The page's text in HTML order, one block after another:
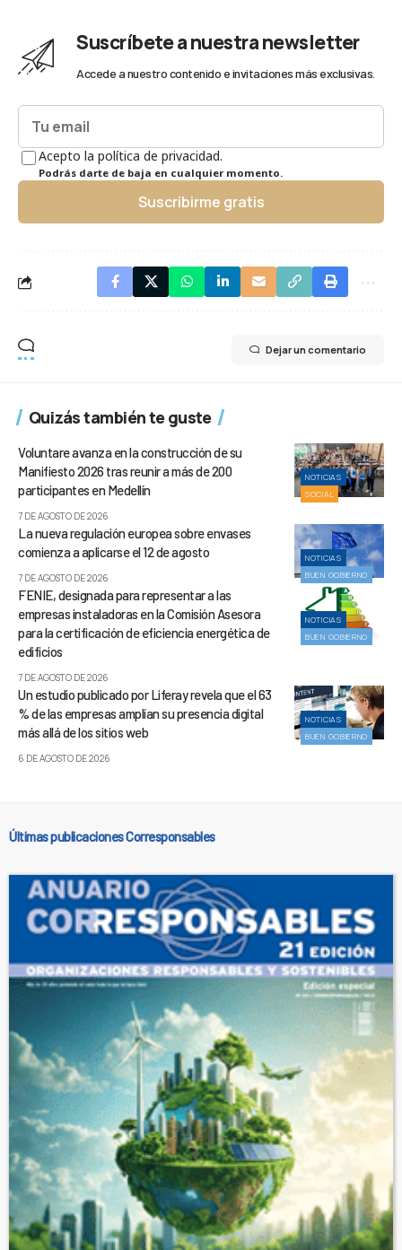
Suscríbete a nuestra newsletter
Accede a nuestro contenido e invitaciones más exclusivas.
Acepto la política de privacidad.
Podrás darte de baja en cualquier momento.
Suscribirme gratis
Dejar un comentario
Quizás también te guste
NOTICIAS
SOCIAL
Voluntare avanza en la construcción de su
Manifiesto 2026 tras reunir a más de 200
participantes en Medellín
7 DE AGOSTO DE 2026
NOTICIAS
BUEN GOBIERNO
La nueva regulación europea sobre envases
comienza a aplicarse el 12 de agosto
7 DE AGOSTO DE 2026
NOTICIAS
BUEN GOBIERNO
FENIE, designada para representar a las
empresas instaladoras en la Comisión Asesora
para la certificación de eficiencia energética de
edificios
7 DE AGOSTO DE 2026
NOTICIAS
BUEN GOBIERNO
Un estudio publicado por Liferay revela que el 63
% de las empresas amplían su presencia digital
más allá de los sitios web
6 DE AGOSTO DE 2026
Últimas publicaciones Corresponsables